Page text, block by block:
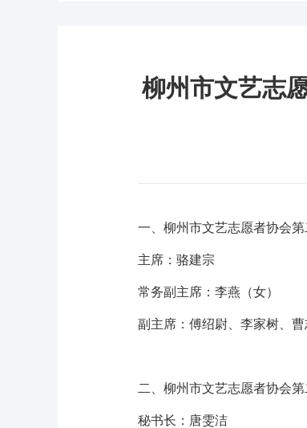
柳州市文艺志
一、柳州市文艺志愿者协会第
主席：骆建宗
常务副主席：李燕（女）
副主席：傅绍尉、李家树、
二、柳州市文艺志愿者协会
秘书长：唐雯洁